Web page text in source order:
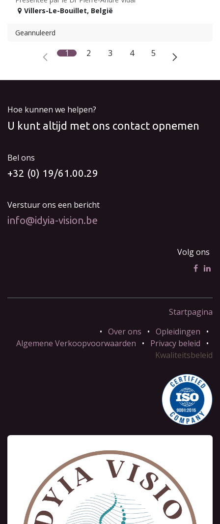
Villers-Le-Bouillet, België
Geannuleerd
1 2 3 4 5
Hoe kunnen we helpen?
U kunt altijd met ons contact opnemen
Bel ons
+32 (0) 19/61.00.29
Verstuur ons een bericht
info@idyia-vision.be
Volg ons
Startpagina
• Over ons • Opleidingen
•
Algemene Verkoopvoorwaarden
• Privacy beleid
•
Kwaliteitsbeleid